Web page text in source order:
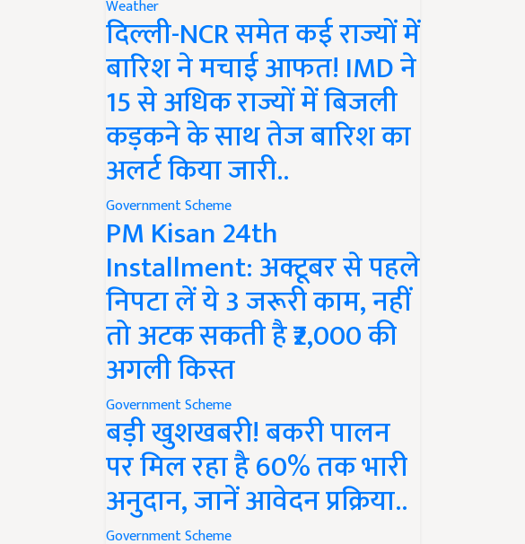
Weather
दिल्ली-NCR समेत कई राज्यों में
बारिश ने मचाई आफत! IMD ने
15 से अधिक राज्यों में बिजली
कड़कने के साथ तेज बारिश का
अलर्ट किया जारी..
Government Scheme
PM Kisan 24th
Installment: अक्टूबर से पहले
निपटा लें ये 3 जरूरी काम, नहीं
तो अटक सकती है ₹2,000 की
अगली किस्त
Government Scheme
बड़ी खुशखबरी! बकरी पालन
पर मिल रहा है 60% तक भारी
अनुदान, जानें आवेदन प्रक्रिया..
Government Scheme